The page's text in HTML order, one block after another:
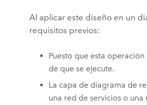
Al aplicar este diseño en un
requisitos previos:
Puesto que esta
de que se ejecute.
La capa de diagrama de
una red de servicios o